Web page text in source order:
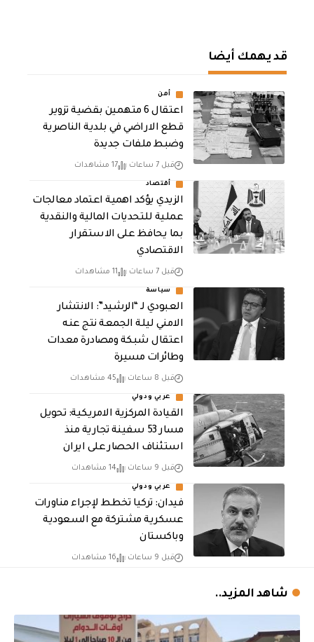
قد يهمك أيضا
أمن
اعتقال 6 متهمين بقضية تزوير
قطع الاراضي في بلدية الناصرية
وضبط ملفات جديدة
قبل 7 ساعات 17 مشاهدات
أقتصاد
الزيدي يؤكد اهمية اعتماد معالجات
عملية للتحديات المالية والنقدية
بما يحافظ على الاستقرار
الاقتصادي
قبل 7 ساعات 11 مشاهدات
سياسة
العبودي لـ “الرشيد”: الانتشار
الامني ليلة الجمعة نتج عنه
اعتقال شبكة ومصادرة معدات
وطائرات مسيرة
قبل 8 ساعات 45 مشاهدات
عربي ودولي
القيادة المركزية الامريكية: تحويل
مسار 53 سفينة تجارية منذ
استئناف الحصار على ايران
قبل 9 ساعات 14 مشاهدات
عربي ودولي
فيدان: تركيا تخطط لإجراء مناورات
عسكرية مشتركة مع السعودية
وباكستان
قبل 9 ساعات 16 مشاهدات
شاهد المزيد..